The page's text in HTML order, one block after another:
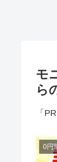
モ
ら
「PR
0円